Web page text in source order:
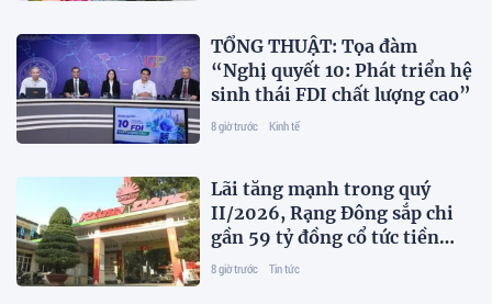
TỔNG THUẬT: Tọa đàm
“Nghị quyết 10: Phát triển hệ
sinh thái FDI chất lượng cao”
8 giờ trước Kinh tế
Lãi tăng mạnh trong quý
II/2026, Rạng Đông sắp chi
gần 59 tỷ đồng cổ tức tiền
mặt
8 giờ trước Tin tức